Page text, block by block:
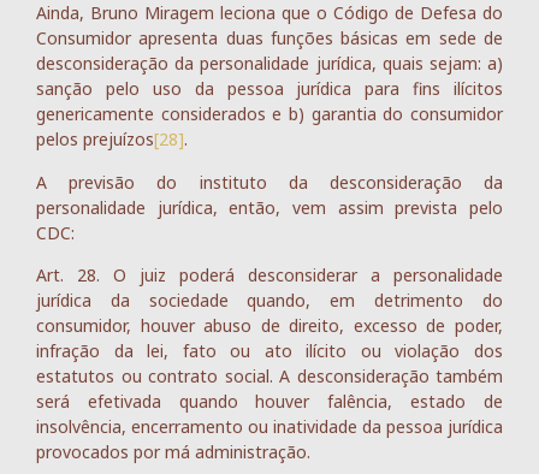
Ainda, Bruno Miragem leciona que o Código de Defesa do
Consumidor apresenta duas funções básicas em sede de
desconsideração da personalidade jurídica, quais sejam: a)
sanção pelo uso da pessoa jurídica para fins ilícitos
genericamente considerados e b) garantia do consumidor
pelos prejuízos[28].
A previsão do instituto da desconsideração da
personalidade jurídica, então, vem assim prevista pelo
CDC:
Art. 28. O juiz poderá desconsiderar a personalidade
jurídica da sociedade quando, em detrimento do
consumidor, houver abuso de direito, excesso de poder,
infração da lei, fato ou ato ilícito ou violação dos
estatutos ou contrato social. A desconsideração também
será efetivada quando houver falência, estado de
insolvência, encerramento ou inatividade da pessoa jurídica
provocados por má administração.